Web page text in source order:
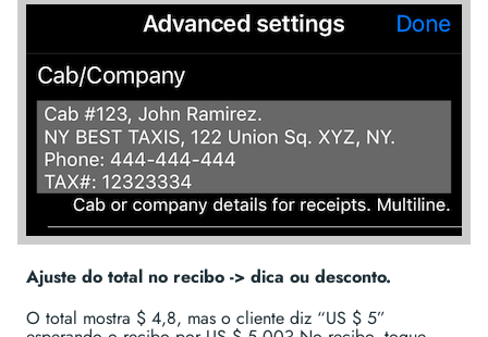
Ajuste do total no recibo -> dica ou desconto.
O total mostra $ 4,8, mas o cliente diz “US $ 5”